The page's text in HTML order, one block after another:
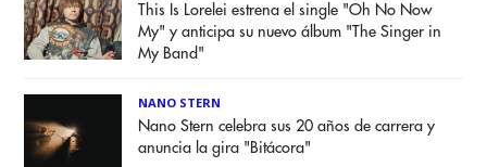
This Is Lorelei estrena el single "Oh No Now
My" y anticipa su nuevo álbum "The Singer in
My Band"
NANO STERN
Nano Stern celebra sus 20 años de carrera y
anuncia la gira "Bitácora"